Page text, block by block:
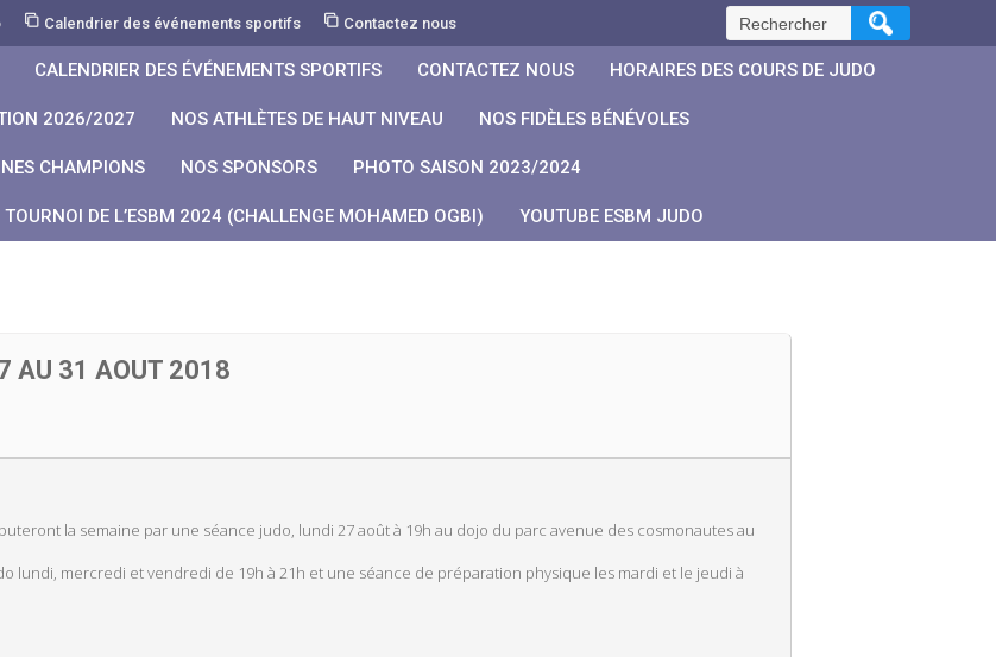
Calendrier des événements sportifs Contactez nous Rechercher :
CALENDRIER DES ÉVÉNEMENTS SPORTIFS CONTACTEZ NOUS HORAIRES DES COURS DE JUDO
2026/2027 NOS ATHLÈTES DE HAUT NIVEAU NOS FIDÈLES BÉNÉVOLES
CHAMPIONS NOS SPONSORS PHOTO SAISON 2023/2024
DE L’ESBM 2024 (CHALLENGE MOHAMED OGBI) YOUTUBE ESBM JUDO
AU 31 AOUT 2018
la semaine par une séance judo, lundi 27 août à 19h au dojo du parc avenue des cosmonautes au
lundi, mercredi et vendredi de 19h à 21h et une séance de préparation physique les mardi et le jeudi à